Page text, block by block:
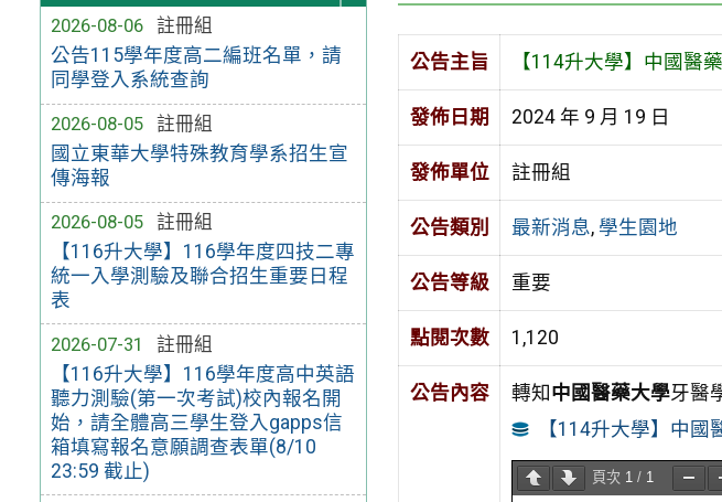
2026-08-06
註冊組
公告115學年度高二編班名單，請
同學登入系統查詢
2026-08-05
註冊組
國立東華大學特殊教育學系招生宣
傳海報
2026-08-05
註冊組
【116升大學】116學年度四技二專
統一入學測驗及聯合招生重要日程
表
2026-07-31
註冊組
【116升大學】116學年度高中英語
聽力測驗(第一次考試)校內報名開
始，請全體高三學生登入gapps信
箱填寫報名意願調查表單(8/10
23:59 截止)
公告主旨 【114升大學】中國醫
發佈日期 2024 年 9 月 19 日
發佈單位 註冊組
公告類別 最新消息, 學生園地
公告等級 重要
點閱次數 1,120
公告內容 轉知中國醫藥大學牙醫
【114升大學】中
頁次 1/ 1